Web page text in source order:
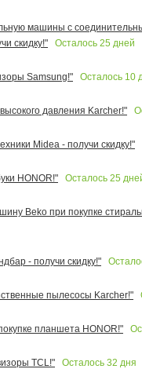
машины с
скидку!"
Осталось 25 дней
Samsung!"
Осталось 10
давления Karcher!"
Midea - получи скидку!"
HONOR!"
Осталось 25
Beko при покупке
- получи скидку!"
пылесосы Karcher!"
планшета HONOR!"
TCL!"
Осталось 32 дня